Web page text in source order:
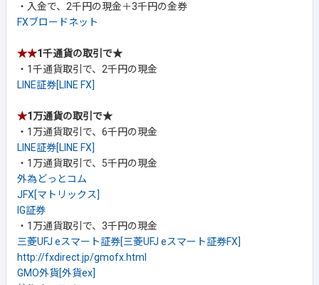
・入金で、2千円の現金＋3千円の金券
FXブロードネット
★★1千通貨の取引で★
・1千通貨取引で、2千円の現金
LINE証券[LINE FX]
★1万通貨の取引で★
・1万通貨取引で、6千円の現金
LINE証券[LINE FX]
・1万通貨取引で、5千円の現金
外為どっとコム
JFX[マトリックス]
IG証券
・1万通貨取引で、3千円の現金
三菱UFJ eスマート証券[三菱UFJ eスマート証券FX]
http://fxdirect.jp/gmofx.html
GMO外貨[外貨ex]